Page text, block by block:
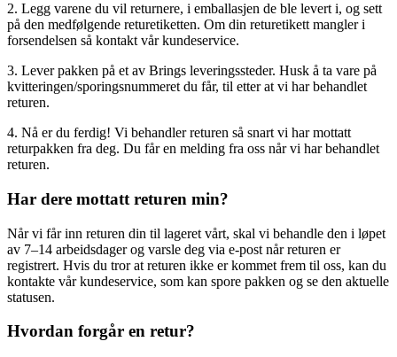
2. Legg varene du vil returnere, i emballasjen de ble levert i, og sett
på den medfølgende returetiketten. Om din returetikett mangler i
forsendelsen så kontakt vår kundeservice.
3. Lever pakken på et av Brings leveringssteder. Husk å ta vare på
kvitteringen/sporingsnummeret du får, til etter at vi har behandlet
returen.
4. Nå er du ferdig! Vi behandler returen så snart vi har mottatt
returpakken fra deg. Du får en melding fra oss når vi har behandlet
returen.
Har dere mottatt returen min?
Når vi får inn returen din til lageret vårt, skal vi behandle den i løpet
av 7–14 arbeidsdager og varsle deg via e-post når returen er
registrert. Hvis du tror at returen ikke er kommet frem til oss, kan du
kontakte vår kundeservice, som kan spore pakken og se den aktuelle
statusen.
Hvordan forgår en retur?